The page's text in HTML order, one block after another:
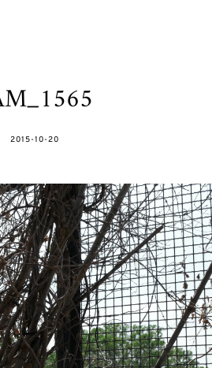
POSTED
2015-10-20